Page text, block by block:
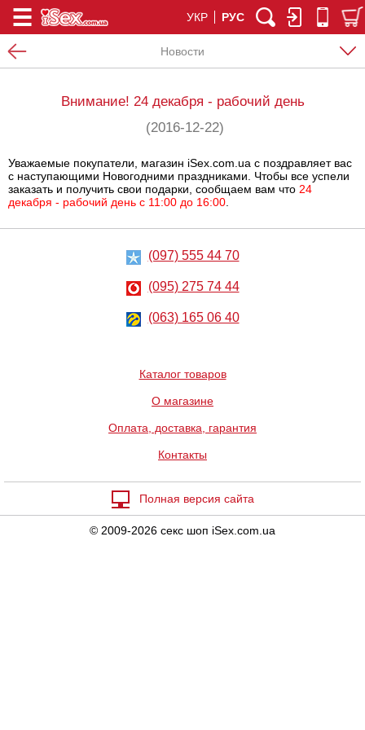
УКР РУС
Новости
Внимание! 24 декабря - рабочий день
(2016-12-22)
Уважаемые покупатели, магазин iSex.com.ua с поздравляет вас
с наступающими Новогодними праздниками. Чтобы все успели
заказать и получить свои подарки, сообщаем вам что 24
декабря - рабочий день с 11:00 до 16:00
(097) 555 44 70
(095) 275 74 44
(063) 165 06 40
Каталог товаров
О магазине
Оплата, доставка, гарантия
Контакты
Полная версия сайта
© 2009-2026 секс шоп iSex.com.ua